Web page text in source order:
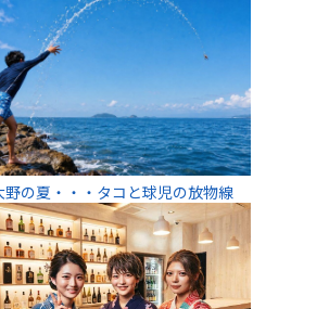
野の夏・・・タコと球児の放物線